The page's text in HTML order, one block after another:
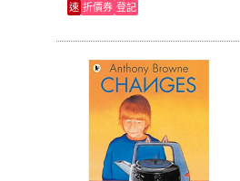
速 折價券 登記